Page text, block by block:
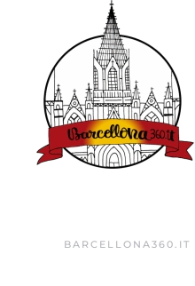
Skip to main content
BARCELLONA360.IT